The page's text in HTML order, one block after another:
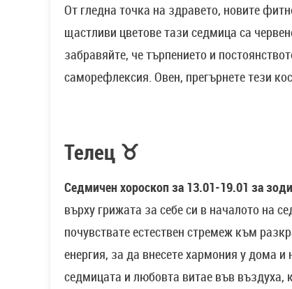
От гледна точка на здравето, новите
щастливи цветове тази седмица са
забравяйте, че търпението и
саморефлексия. Овен, прегърнете тези
Телец ♉
Седмичен хороскоп за 13.01-19.01 за
върху грижата за себе си в началото на
почувствате естествен стремеж към
енергия, за да внесете хармония у дома
седмицата и любовта витае във въздуха,